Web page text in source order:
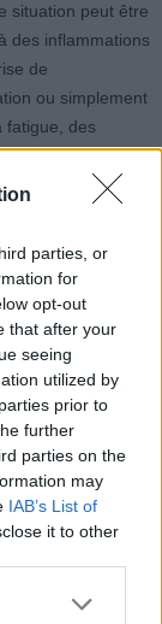
parties, or
for
opt-out
that after your
seeing
utilized by
prior to
further
parties on the
may
IAB’s List of
it to other
situation peut être
des inflammations
de
ou simplement
fatigue, des
aux chevilles.
d’intoxication
de
ne nécessite
le demandent
Article suivant
booster